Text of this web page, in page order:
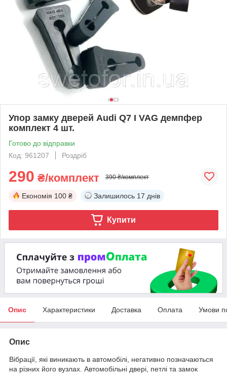
Упор замку дверей Audi Q7 I VAG демпфер
комплект 4 шт.
Готово до відправки
Код: 961207
Роздріб
290 ₴/комплект 390 ₴/комплект
Економія 100 ₴ Залишилось 17 днів
Купити
Опис Характеристики Доставка Оплата Умови
Опис
Вібрації, які виникають в автомобілі, негативно позначаються
на різних його вузлах. Автомобільні двері, петлі та замок